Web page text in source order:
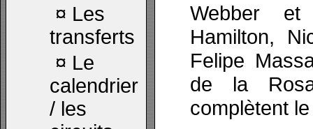
¤ Les
transferts
¤ Le
calendrier
/ les
Webber et
Hamilton,
Felipe
de la
complètent